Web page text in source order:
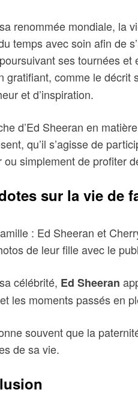
renommée mondiale, la
temps avec soin afin de
ses tournées
gratifiant, comme le décrit
et d’inspiration.
d’Ed Sheeran en
qu’il s’agisse de
ou simplement de profiter
sur la vie de
: Ed Sheeran et
de leur fille avec le
célébrité, Ed Sheeran
les moments passés en
souvent que la
de sa vie.